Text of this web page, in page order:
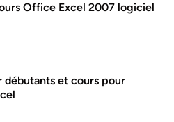
Office Excel 2007 logiciel
débutants et cours pour